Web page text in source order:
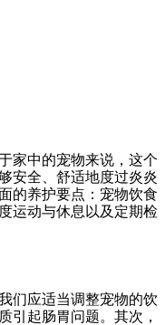
家中的宠物来说，这个
安全、舒适地度过炎炎
的养护要点：宠物饮食
运动与休息以及定期检
们应适当调整宠物的饮
引起肠胃问题。其次，